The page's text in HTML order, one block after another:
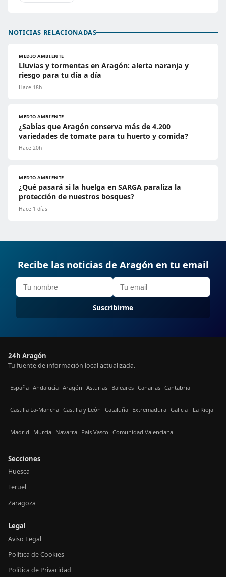
NOTICIAS RELACIONADAS
MEDIO AMBIENTE
Lluvias y tormentas en Aragón: alerta naranja y
riesgo para tu día a día
Hace 18h
MEDIO AMBIENTE
¿Sabías que Aragón conserva más de 4.200
variedades de tomate para tu huerto y comida?
Hace 20h
MEDIO AMBIENTE
¿Qué pasará si la huelga en SARGA paraliza la
protección de nuestros bosques?
Hace 1 días
Recibe las noticias de Aragón en tu email
Suscribirme
24h Aragón
Tu fuente de información local actualizada.
España Andalucía Aragón Asturias Baleares Canarias Cantabria
Castilla La-Mancha Castilla y León Cataluña Extremadura Galicia La Rioja
Madrid Murcia Navarra País Vasco Comunidad Valenciana
Secciones
Huesca
Teruel
Zaragoza
Legal
Aviso Legal
Política de Cookies
Política de Privacidad